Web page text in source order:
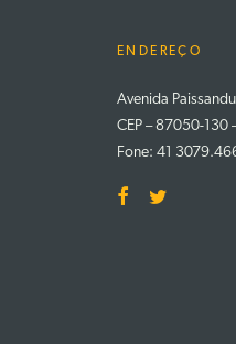
ENDEREÇO
Avenida
CEP – 87050-130
Fone: 41